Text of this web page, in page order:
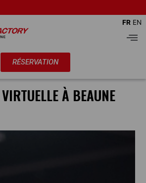
RÉSERVATION
FR EN
À BEAUNE